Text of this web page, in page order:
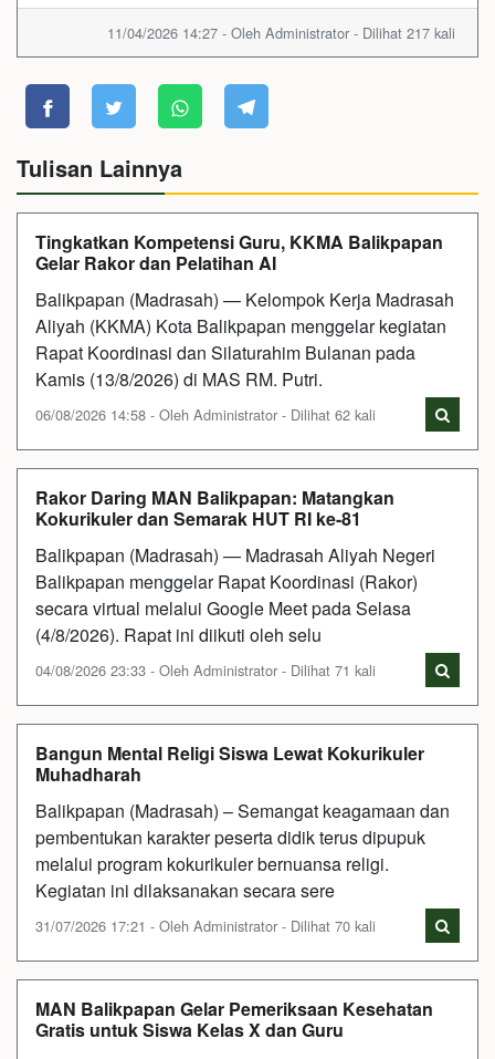
11/04/2026 14:27 - Oleh Administrator - Dilihat 217 kali
Tulisan Lainnya
Tingkatkan Kompetensi Guru, KKMA Balikpapan
Gelar Rakor dan Pelatihan AI
Balikpapan (Madrasah) — Kelompok Kerja Madrasah
Aliyah (KKMA) Kota Balikpapan menggelar kegiatan
Rapat Koordinasi dan Silaturahim Bulanan pada
Kamis (13/8/2026) di MAS RM. Putri.
06/08/2026 14:58 - Oleh Administrator - Dilihat 62 kali
Rakor Daring MAN Balikpapan: Matangkan
Kokurikuler dan Semarak HUT RI ke-81
Balikpapan (Madrasah) — Madrasah Aliyah Negeri
Balikpapan menggelar Rapat Koordinasi (Rakor)
secara virtual melalui Google Meet pada Selasa
(4/8/2026). Rapat ini diikuti oleh selu
04/08/2026 23:33 - Oleh Administrator - Dilihat 71 kali
Bangun Mental Religi Siswa Lewat Kokurikuler
Muhadharah
Balikpapan (Madrasah) – Semangat keagamaan dan
pembentukan karakter peserta didik terus dipupuk
melalui program kokurikuler bernuansa religi.
Kegiatan ini dilaksanakan secara sere
31/07/2026 17:21 - Oleh Administrator - Dilihat 70 kali
MAN Balikpapan Gelar Pemeriksaan Kesehatan
Gratis untuk Siswa Kelas X dan Guru